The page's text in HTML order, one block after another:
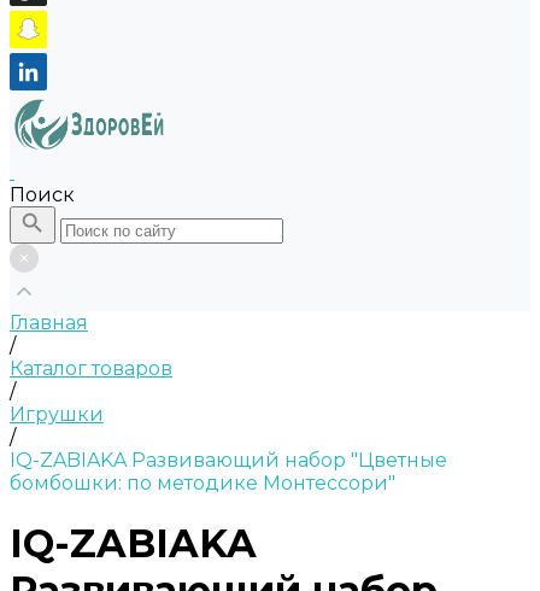
Поиск
Главная
/
Каталог товаров
/
Игрушки
/
IQ-ZABIAKA Развивающий набор "Цветные
бомбошки: по методике Монтессори"
IQ-ZABIAKA